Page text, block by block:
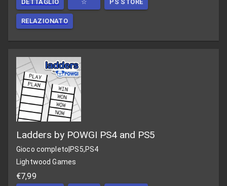
DETTAGLIO ☆ PS STORE
RELAZIONATO
Ladders by POWGI PS4 and PS5
Gioco completo PS5,PS4
Lightwood Games
€7,99